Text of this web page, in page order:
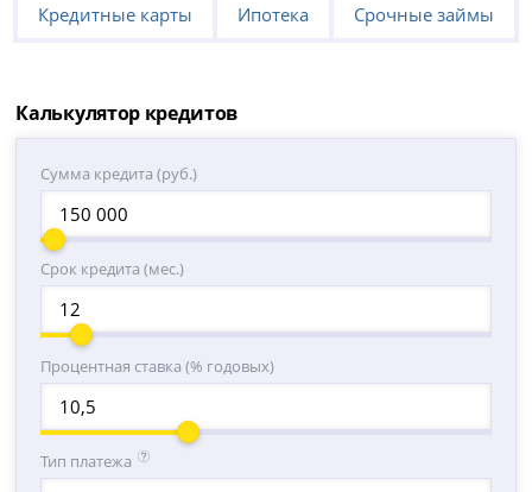
Кредитные карты Ипотека Срочные займы
Калькулятор кредитов
Сумма кредита (руб.)
Срок кредита (мес.)
Процентная ставка (% годовых)
Тип платежа